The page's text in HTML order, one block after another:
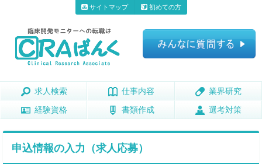
サイトマップ 初めての方
求人検索
求人検索 仕事内容
仕事内容 業界研究
業界研究
経験資格
経験資格 書類作成
書類作成 選考対策
選考対策
申込情報の入力（求人応募）